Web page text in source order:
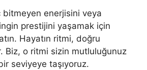
bitmeyen enerjisini veya
prestijini yaşamak için
Hayatın ritmi, doğru
Biz, o ritmi sizin mutluluğunuz
seviyeye taşıyoruz.